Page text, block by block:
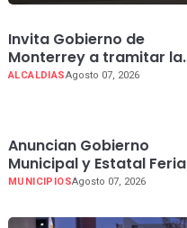
Invita Gobierno de
Monterrey a tramitar la
tarjeta de la Regio Ruta
ALCALDIASAgosto 07, 2026
Anuncian Gobierno
Municipal y Estatal Feria
del Empleo para el
MUNICIPIOSAgosto 07, 2026